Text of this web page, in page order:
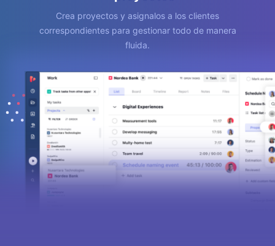
Crea proyectos y asignalos a los clientes
correspondientes para gestionar todo de manera
fluida.